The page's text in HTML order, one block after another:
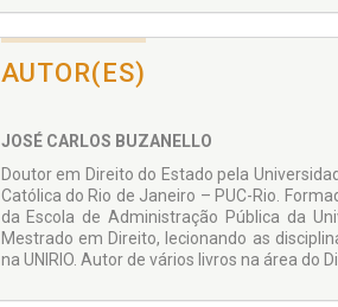
AUTOR(ES)
JOSÉ CARLOS BUZANELLO
Doutor em Direito do Estado pela
Católica do Rio de Janeiro – PUC-Rio.
da Escola de Administração Pública da
Mestrado em Direito, lecionando as
na UNIRIO. Autor de vários livros na área do